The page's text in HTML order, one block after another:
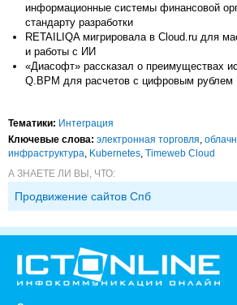
информационные системы финансовой
стандарту разработки
RETAILIQA мигрировала в Cloud.ru для
и работы с ИИ
«Диасофт» рассказал о преимуществах
Q.BPM для расчетов с цифровым рублем
Тематики: Интеграция
Ключевые слова: электронная торговля,
инфраструктура, Kubernetes, Timeweb Cloud
А ЗНАЕТЕ ЛИ ВЫ, ЧТО:
Продвижение сайтов Спб